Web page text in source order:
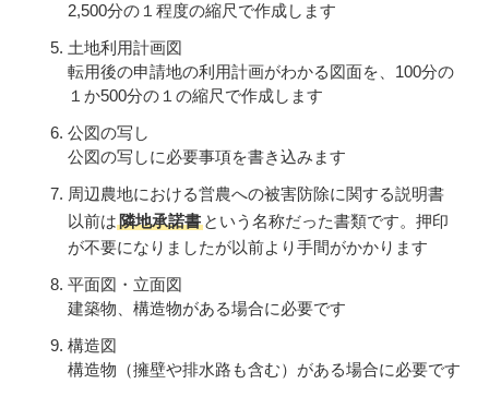
2,500分の１程度の縮尺で作成します
土地利用計画図
転用後の申請地の利用計画がわかる図面を、100分の
１か500分の１の縮尺で作成します
公図の写し
公図の写しに必要事項を書き込みます
周辺農地における営農への被害防除に関する説明書
以前は隣地承諾書 という名称だった書類です。押印
が不要になりましたが以前より手間がかかります
平面図・立面図
建築物、構造物がある場合に必要です
構造図
構造物（擁壁や排水路も含む）がある場合に必要です